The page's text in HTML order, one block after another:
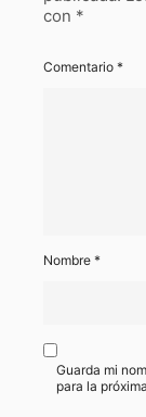
con *
Comentario *
Nombre *
Guarda mi
para la